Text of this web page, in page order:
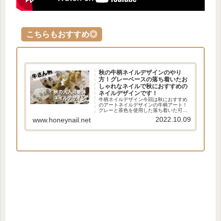
こちらもおすすめ◎
秋の牛柄ネイルデザインのやり
方！グレーベースの落ち着いたお
しゃれなネイルで秋におすすめの
ネイルデザインです！
牛柄ネイルデザイン今回は秋におすすめ
のアートネイルデザインの牛柄アート！
グレーと茶色を使用した落ち着いた可愛
可愛いネイルデザインで秋冬には欠かせ
べっ甲ネイルと並ぶくらい...
www.honeynail.net 2022.10.09